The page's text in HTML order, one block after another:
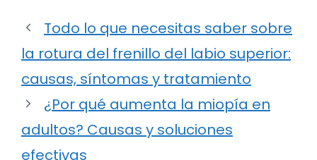
Todo lo que necesitas saber sobre
la rotura del frenillo del labio superior:
causas, síntomas y tratamiento
¿Por qué aumenta la miopía en
adultos? Causas y soluciones
efectivas